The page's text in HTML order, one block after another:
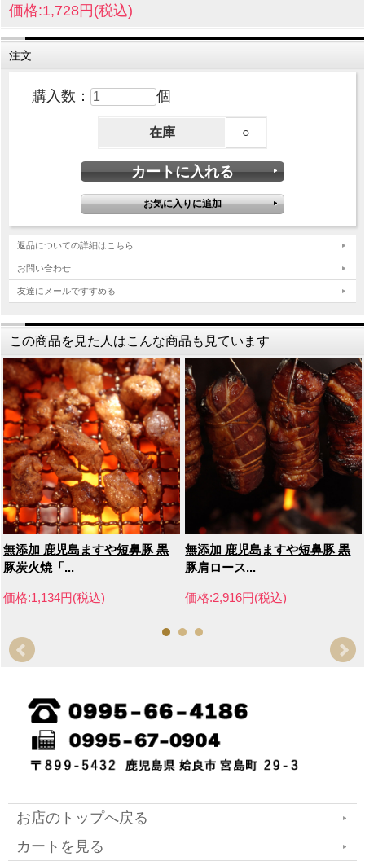
価格:1,728円(税込)
注文
購入数： 個
在庫 ○
返品についての詳細はこちら
お問い合わせ
友達にメールですすめる
この商品を見た人はこんな商品も見ています
無添加 鹿児島ますや短鼻豚 黒
豚炭火焼「...
価格:1,134円(税込)
無添加 鹿児島ますや短鼻豚 黒
豚肩ロース...
価格:2,916円(税込)
お店のトップへ戻る
カートを見る